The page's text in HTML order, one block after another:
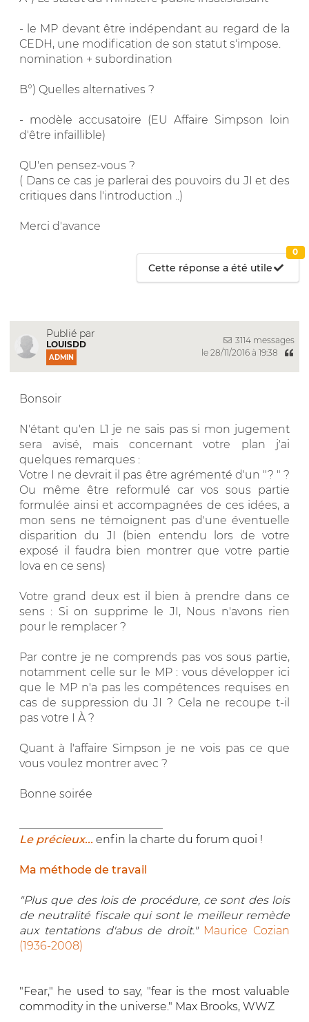
- le MP devant être indépendant au regard de la
CEDH, une modification de son statut s'impose.
nomination + subordination
B°) Quelles alternatives ?
- modèle accusatoire (EU Affaire Simpson loin
d'être infaillible)
QU'en pensez-vous ?
( Dans ce cas je parlerai des pouvoirs du JI et des
critiques dans l'introduction ..)
Merci d'avance
Cette réponse a été utile
0
Publié par
LOUISDD
ADMIN
3114 messages
le 28/11/2016 à 19:38
Bonsoir
N'étant qu'en L1 je ne sais pas si mon jugement
sera avisé, mais concernant votre plan j'ai
quelques remarques :
Votre I ne devrait il pas être agrémenté d'un "? " ?
Ou même être reformulé car vos sous partie
formulée ainsi et accompagnées de ces idées, a
mon sens ne témoignent pas d'une éventuelle
disparition du JI (bien entendu lors de votre
exposé il faudra bien montrer que votre partie
lova en ce sens)
Votre grand deux est il bien à prendre dans ce
sens : Si on supprime le JI, Nous n'avons rien
pour le remplacer ?
Par contre je ne comprends pas vos sous partie,
notamment celle sur le MP : vous développer ici
que le MP n'a pas les compétences requises en
cas de suppression du JI ? Cela ne recoupe t-il
pas votre I À ?
Quant à l'affaire Simpson je ne vois pas ce que
vous voulez montrer avec ?
Bonne soirée
Le précieux... enfin la charte du forum quoi !
Ma méthode de travail
"Plus que des lois de procédure, ce sont des lois
de neutralité fiscale qui sont le meilleur remède
aux tentations d'abus de droit." Maurice Cozian
(1936-2008)
"Fear," he used to say, "fear is the most valuable
commodity in the universe." Max Brooks, WWZ